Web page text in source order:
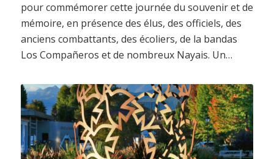
pour commémorer cette journée du souvenir et de
mémoire, en présence des élus, des officiels, des
anciens combattants, des écoliers, de la bandas
Los Compañeros et de nombreux Nayais. Un…